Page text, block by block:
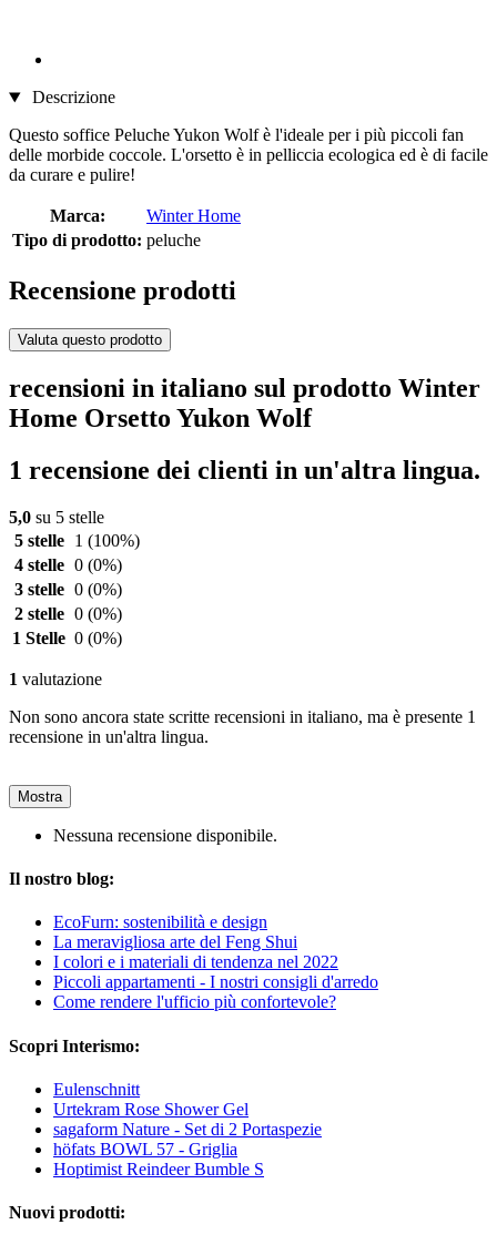
Descrizione
Questo soffice Peluche Yukon Wolf è l'ideale per i più piccoli fan
delle morbide coccole. L'orsetto è in pelliccia ecologica ed è di facile
da curare e pulire!
Marca:
Winter Home
Tipo di prodotto: peluche
Recensione prodotti
Valuta questo prodotto
recensioni in italiano sul prodotto Winter
Home Orsetto Yukon Wolf
1 recensione dei clienti in un'altra lingua.
5,0 su 5 stelle
5 stelle
1 (100%)
4 stelle 0 (0%)
3 stelle 0 (0%)
2 stelle 0 (0%)
1 Stelle 0 (0%)
1 valutazione
Non sono ancora state scritte recensioni in italiano, ma è presente 1
recensione in un'altra lingua.
Mostra
Nessuna recensione disponibile.
Il nostro blog:
EcoFurn: sostenibilità e design
La meravigliosa arte del Feng Shui
I colori e i materiali di tendenza nel 2022
Piccoli appartamenti - I nostri consigli d'arredo
Come rendere l'ufficio più confortevole?
Scopri Interismo:
Eulenschnitt
Urtekram Rose Shower Gel
sagaform Nature - Set di 2 Portaspezie
höfats BOWL 57 - Griglia
Hoptimist Reindeer Bumble S
Nuovi prodotti: